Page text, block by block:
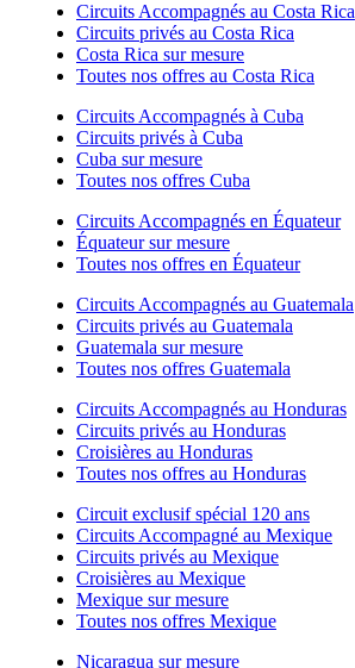
Circuits Accompagnés au Costa Rica
Circuits privés au Costa Rica
Costa Rica sur mesure
Toutes nos offres au Costa Rica
Circuits Accompagnés à Cuba
Circuits privés à Cuba
Cuba sur mesure
Toutes nos offres Cuba
Circuits Accompagnés en Équateur
Équateur sur mesure
Toutes nos offres en Équateur
Circuits Accompagnés au Guatemala
Circuits privés au Guatemala
Guatemala sur mesure
Toutes nos offres Guatemala
Circuits Accompagnés au Honduras
Circuits privés au Honduras
Croisières au Honduras
Toutes nos offres au Honduras
Circuit exclusif spécial 120 ans
Circuits Accompagné au Mexique
Circuits privés au Mexique
Croisières au Mexique
Mexique sur mesure
Toutes nos offres Mexique
Nicaragua sur mesure